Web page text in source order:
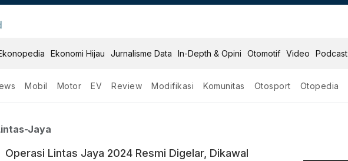
Ekonomi Hijau Jurnalisme Data In-Depth & Opini Otomotif Video Podcast
Mobil Motor EV Review Modifikasi Komunitas Otosport Otopedia
Jaya
Jaya
Operasi Lintas Jaya 2024 Resmi Digelar, Dikawal